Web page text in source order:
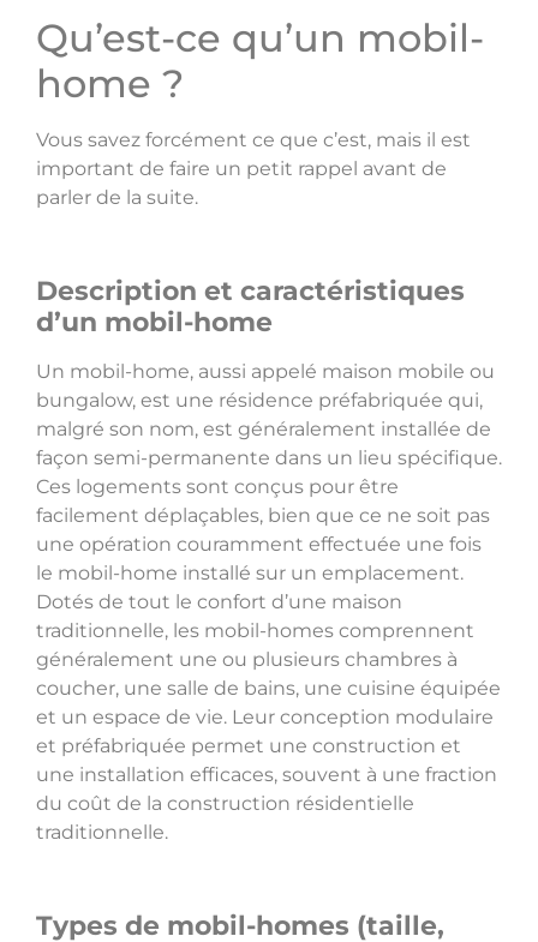
Qu’est-ce qu’un mobil-
home ?
Vous savez forcément ce que c’est, mais il est
important de faire un petit rappel avant de
parler de la suite.
Description et caractéristiques
d’un mobil-home
Un mobil-home, aussi appelé maison mobile ou
bungalow, est une résidence préfabriquée qui,
malgré son nom, est généralement installée de
façon semi-permanente dans un lieu spécifique.
Ces logements sont conçus pour être
facilement déplaçables, bien que ce ne soit pas
une opération couramment effectuée une fois
le mobil-home installé sur un emplacement.
Dotés de tout le confort d’une maison
traditionnelle, les mobil-homes comprennent
généralement une ou plusieurs chambres à
coucher, une salle de bains, une cuisine équipée
et un espace de vie. Leur conception modulaire
et préfabriquée permet une construction et
une installation efficaces, souvent à une fraction
du coût de la construction résidentielle
traditionnelle.
Types de mobil-homes (taille,